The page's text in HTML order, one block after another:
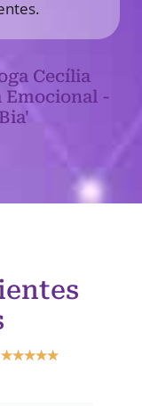
Cecília
Emocional -
★★★★★